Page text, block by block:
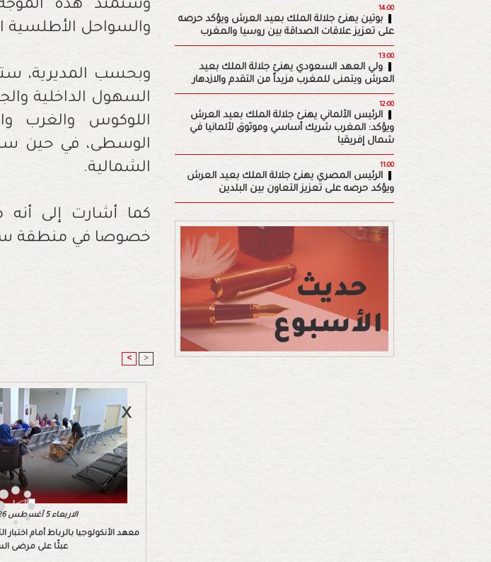
وستمتد هذه
والسواحل الأطلسية
اللوكوس والغرب
الشمالية.
كما أشارت إلى أنه
خصوصا في منطقة
< >
الاربعاء 5 أغسطس 2026 - 19:13
معهد الأنكولوجيا بالرباط أمام
عبئًا على مرضى
14:00
بوتين يهنئ جلالة الملك بعيد العرش ويؤكد حرصه
على تعزيز علاقات الصداقة بين روسيا والمغرب
13:00
ولي العهد السعودي يهنئ جلالة الملك بعيد
العرش ويتمنى للمغرب مزيداً من التقدم والازدهار
12:00
الرئيس الألماني يهنئ جلالة الملك بعيد العرش
ويؤكد: المغرب شريك أساسي وموثوق لألمانيا في
شمال إفريقيا
11:00
الرئيس المصري يهنئ جلالة الملك بعيد العرش
ويؤكد حرصه على تعزيز التعاون بين البلدين